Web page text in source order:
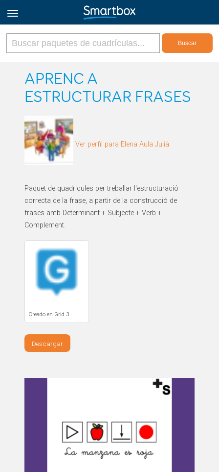
Online Grids
Iniciar sesión
APRENC A
ESTRUCTURAR FRASES
Ver perfil para Elena Aula Julià.
Paquet de quadricules per treballar l'estructuració
correcta de la frase, a partir de la construcció de
frases amb Determinant + Subjecte + Verb +
Complement.
Creado en Grid 3
Descargar